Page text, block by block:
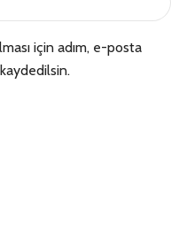
için adım, e-posta